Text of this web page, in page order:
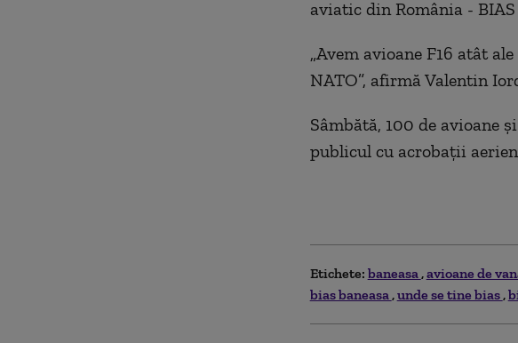
aviatic din România - BIAS
„Avem avioane F16 atât
NATO”, afirmă Valentin
Sâmbătă, 100 de avioane
publicul cu acrobaţii
Etichete: baneasa avioane de
bias baneasa unde se tine bias